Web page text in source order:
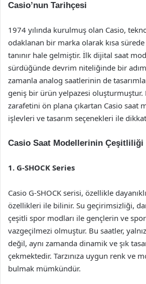
Casio’nun Tarihçesi
1974 yılında kurulmuş olan Casio,
odaklanan bir marka olarak kısa
tanınır hale gelmiştir. İlk dijital saat
sürdüğünde devrim niteliğinde bir
zamanla analog saatlerinin de
geniş bir ürün yelpazesi oluşturmuştur.
zarafetini ön plana çıkartan Casio saat
işlevleri ve tasarım seçenekleri ile
Casio Saat Modellerinin Çeşitliliği
1. G-SHOCK Series
Casio G-SHOCK serisi, özellikle
özellikleri ile bilinir. Su geçirimsizliği,
çeşitli spor modları ile gençlerin ve
vazgeçilmezi olmuştur. Bu saatler,
değil, aynı zamanda dinamik ve şık
çekmektedir. Tarzınıza uygun renk ve
bulmak mümkündür.